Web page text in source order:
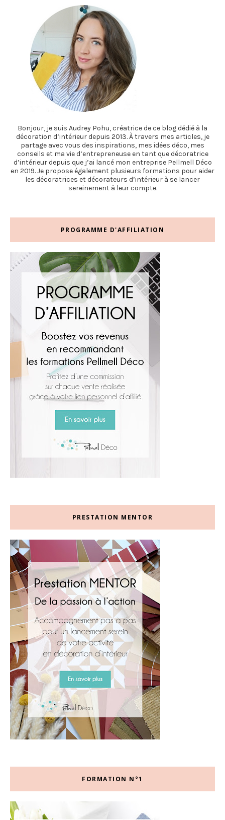
Bonjour, je suis Audrey Pohu, créatrice de ce blog dédié à la
décoration d’intérieur depuis 2013. À travers mes articles, je
partage avec vous des inspirations, mes idées déco, mes
conseils et ma vie d’entrepreneuse en tant que décoratrice
d’intérieur depuis que j’ai lancé mon entreprise Pellmell Déco
en 2019. Je propose également plusieurs formations pour aider
les décoratrices et décorateurs d’intérieur à se lancer
sereinement à leur compte.
PROGRAMME D'AFFILIATION
PRESTATION MENTOR
FORMATION N°1